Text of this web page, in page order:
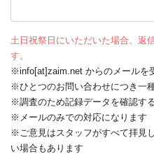
土日祝祭日にいただいた場合、返
す。
※info[at]zaim.net からのメールを
※ひとつのお問い合わせにつき一
※調査のため記録データを確認す
※メールのみでの対応になります
※ご意見はスタッフがすべて拝見
い場合もあります